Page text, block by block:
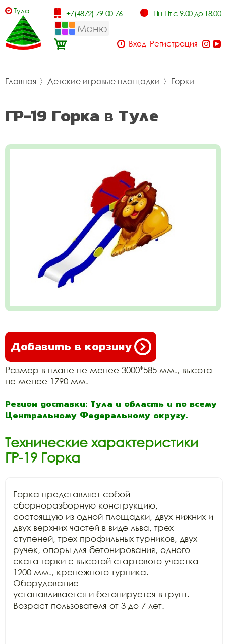
Тула +7(4872) 79-00-76 Пн-Пт с 9.00 до 18.00
Меню
Вход Регистрация
Главная 〉 Детские игровые площадки 〉 Горки
ГР-19 Горка в Туле
Добавить в корзину
Размер в плане не менее 3000*585 мм., высота
не менее 1790 мм.
Регион доставки: Тула и область и по всему
Центральному Федеральному округу.
Технические характеристики
ГР-19 Горка
Горка представляет собой
сборноразборную конструкцию,
состоящую из одной площадки, двух нижних и
двух верхних частей в виде льва, трех
ступеней, трех профильных турников, двух
ручек, опоры для бетонирования, одного
ската горки с высотой стартового участка
1200 мм., крепежного турника.
Оборудование
устанавливается и бетонируется в грунт.
Возраст пользователя от 3 до 7 лет.